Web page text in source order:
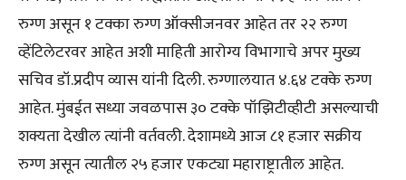
रुग्ण असून १ टक्का रुग्ण ऑक्सीजनवर आहेत तर २२ रुग्ण
व्हेंटिलेटरवर आहेत अशी माहिती आरोग्य विभागाचे अपर मुख्य
सचिव डॉ.प्रदीप व्यास यांनी दिली. रुग्णालयात ४.६४ टक्के रुग्ण
आहेत. मुंबईत सध्या जवळपास ३० टक्के पॉझिटीव्हीटी असल्याची
शक्यता देखील त्यांनी वर्तवली. देशामध्ये आज ८१ हजार सक्रीय
रुग्ण असून त्यातील २५ हजार एकट्या महाराष्ट्रातील आहेत.